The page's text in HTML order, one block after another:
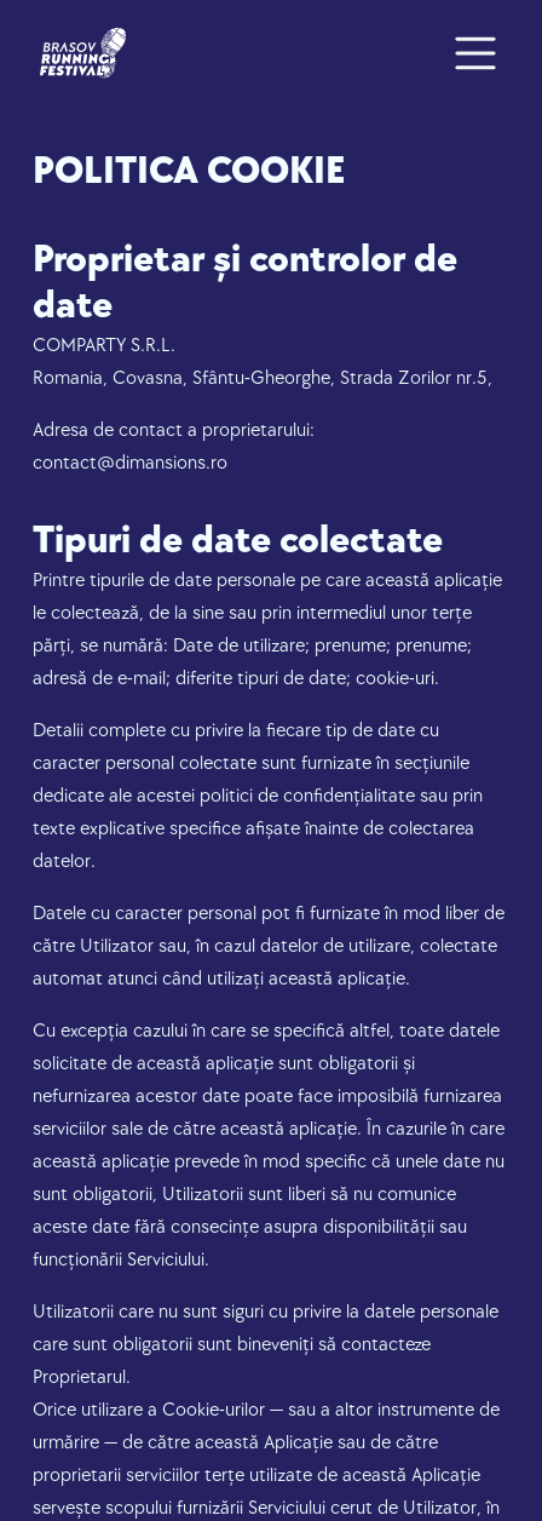
POLITICA COOKIE
Proprietar și controlor de
date
COMPARTY S.R.L.
Romania, Covasna, Sfântu-Gheorghe, Strada Zorilor nr.5,
Adresa de contact a proprietarului:
contact@dimansions.ro
Tipuri de date colectate
Printre tipurile de date personale pe care această aplicație
le colectează, de la sine sau prin intermediul unor terțe
părți, se numără: Date de utilizare; prenume; prenume;
adresă de e-mail; diferite tipuri de date; cookie-uri.
Detalii complete cu privire la fiecare tip de date cu
caracter personal colectate sunt furnizate în secțiunile
dedicate ale acestei politici de confidențialitate sau prin
texte explicative specifice afișate înainte de colectarea
datelor.
Datele cu caracter personal pot fi furnizate în mod liber de
către Utilizator sau, în cazul datelor de utilizare, colectate
automat atunci când utilizați această aplicație.
Cu excepția cazului în care se specifică altfel, toate datele
solicitate de această aplicație sunt obligatorii și
nefurnizarea acestor date poate face imposibilă furnizarea
serviciilor sale de către această aplicație. În cazurile în care
această aplicație prevede în mod specific că unele date nu
sunt obligatorii, Utilizatorii sunt liberi să nu comunice
aceste date fără consecințe asupra disponibilității sau
funcționării Serviciului.
Utilizatorii care nu sunt siguri cu privire la datele personale
care sunt obligatorii sunt bineveniți să contacteze
Proprietarul.
Orice utilizare a Cookie-urilor — sau a altor instrumente de
urmărire — de către această Aplicație sau de către
proprietarii serviciilor terțe utilizate de această Aplicație
servește scopului furnizării Serviciului cerut de Utilizator, în